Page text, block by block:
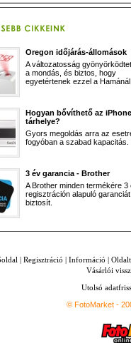
Oregon időjárás-állomások
A változatosság
a mondás, és biztos, hogy
egyetértenek ezzel a
Hogyan bővíthető az iPhone
tárhelye?
Gyors megoldás arra az
fogyóban a szabad kapacitás.
3 év garancia - Brother
A Brother minden termékére 3
regisztráción alapuló garanciát
biztosít.
| Regisztráció | Információ |
Vásárlói
Utolsó
© FotoMarket -